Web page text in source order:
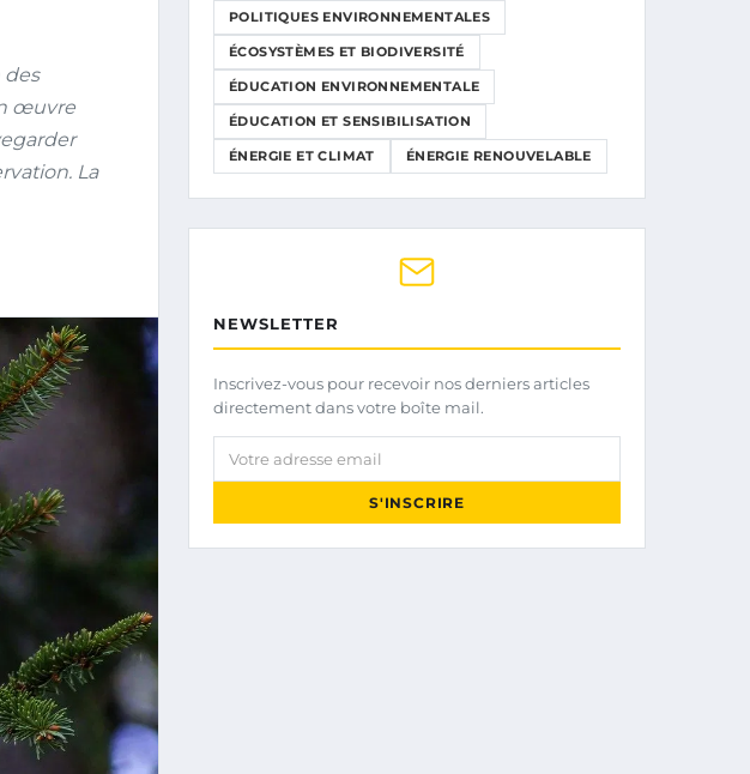
des
œuvre
La
POLITIQUES ENVIRONNEMENTALES
ÉCOSYSTÈMES ET BIODIVERSITÉ
ÉDUCATION ENVIRONNEMENTALE
ÉDUCATION ET SENSIBILISATION
ÉNERGIE ET CLIMAT ÉNERGIE RENOUVELABLE
NEWSLETTER
Inscrivez-vous pour recevoir nos derniers articles
directement dans votre boîte mail.
Votre adresse email
S'INSCRIRE